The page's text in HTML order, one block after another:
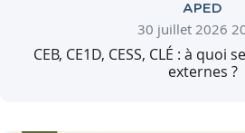
APED
30 juillet 2026
CEB, CE1D, CESS, CLÉ : à quoi
externes ?